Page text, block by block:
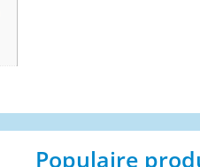
Populaire